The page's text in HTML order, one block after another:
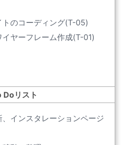
のコーディング(T-05)
ヤーフレーム作成(T-01)
Doリスト
インスタレーションページ